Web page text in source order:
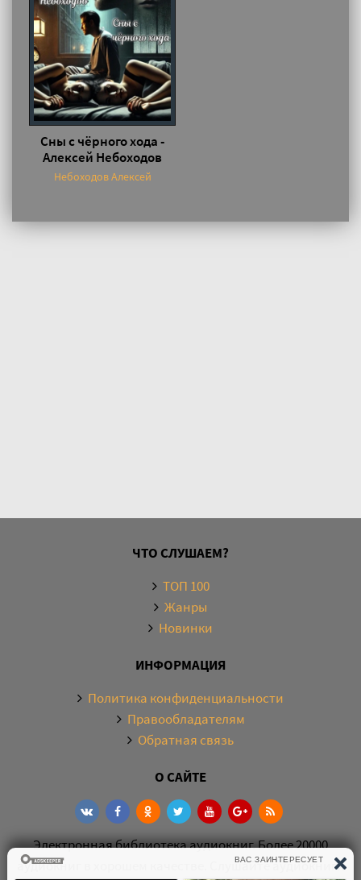
Сны с чёрного хода -
Алексей Небоходов
Небоходов Алексей
ЧТО СЛУШАЕМ?
ТОП 100
Жанры
Новинки
ИНФОРМАЦИЯ
Политика конфиденциальности
Правообладателям
Обратная связь
О САЙТЕ
Электронная библиотека аудиокниг. Более 20000
аудиокниг в хорошем качестве. Слушайте аудиокниги